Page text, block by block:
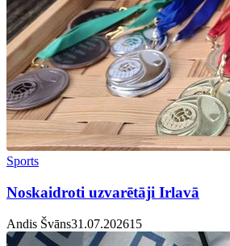
Sports
Noskaidroti uzvarētāji Irlavā
Andis Švāns31.07.20261 5